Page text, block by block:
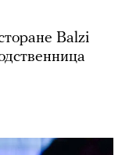
Balzi